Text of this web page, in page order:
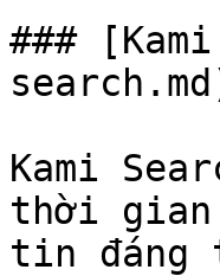
###
Kami
thời gian
tin đáng